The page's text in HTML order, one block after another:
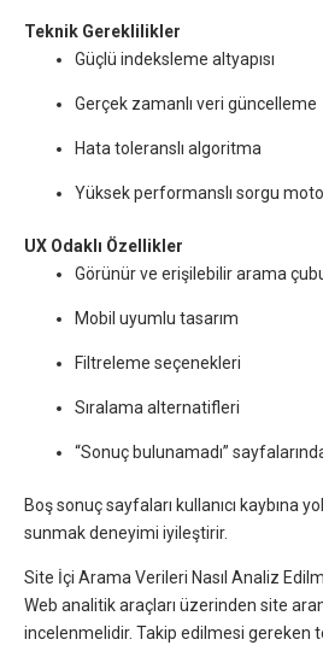
Teknik Gereklilikler
Güçlü indeksleme altyapısı
Gerçek zamanlı veri güncelleme
Hata toleranslı algoritma
Yüksek performanslı sorgu
UX Odaklı Özellikler
Görünür ve erişilebilir arama
Mobil uyumlu tasarım
Filtreleme seçenekleri
Sıralama alternatifleri
“Sonuç bulunamadı”
Boş sonuç sayfaları kullanıcı kaybına
sunmak deneyimi iyileştirir.
Site İçi Arama Verileri Nasıl Analiz
Web analitik araçları üzerinden site
incelenmelidir. Takip edilmesi gereken